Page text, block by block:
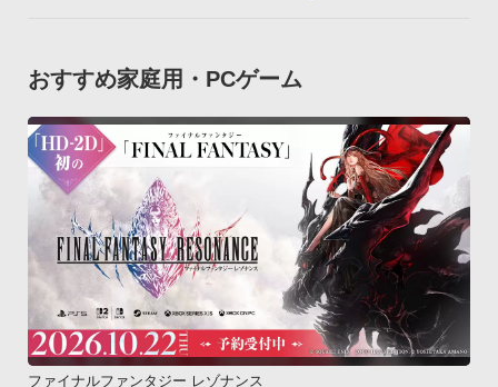
おすすめ家庭用・PCゲーム
ファイナルファンタジー レゾナンス